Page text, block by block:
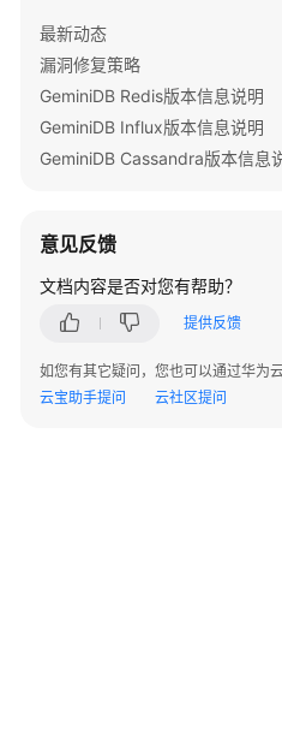
产
品
介
绍
明
速
入
门
最新动态
漏洞修复策略
GeminiDB Redis版本信息说明
GeminiDB Influx版本信息说明
GeminiDB Cassandra版本信息
意见反馈
文档内容是否对您有帮助？
提供反馈
如您有其它疑问，您也可以通过华为
云宝助手提问
云社区提问